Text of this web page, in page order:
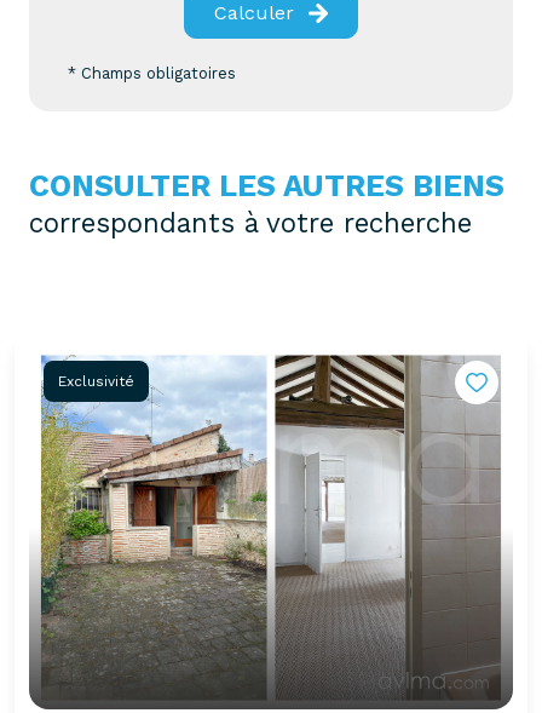
Calculer
* Champs obligatoires
CONSULTER LES AUTRES BIENS
correspondants à votre recherche
Exclusivité